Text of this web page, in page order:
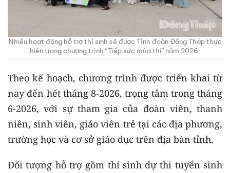
Nhiều hoạt động hỗ trợ thí sinh sẽ được Tỉnh đoàn Đồng Tháp thực
hiện trong chương trình “Tiếp sức mùa thi” năm 2026.
Theo kế hoạch, chương trình được triển khai từ
nay đến hết tháng 8-2026, trọng tâm trong tháng
6-2026, với sự tham gia của đoàn viên, thanh
niên, sinh viên, giáo viên trẻ tại các địa phương,
trường học và cơ sở giáo dục trên địa bàn tỉnh.
Đối tượng hỗ trợ gồm thí sinh dự thi tuyển sinh